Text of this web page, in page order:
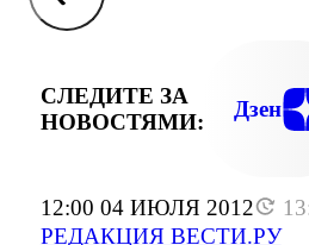
12:00 04 ИЮЛЯ 2012
РЕДАКЦИЯ ВЕСТИ.РУ
СЛЕДИТЕ ЗА
НОВОСТЯМИ:
Дзен